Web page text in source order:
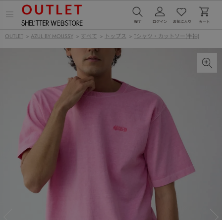
ー
を
OUTLET > AZUL BY MOUSSY > すべて > トップス > Tシャツ・カットソー(半袖)